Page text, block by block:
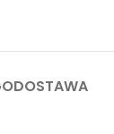
DOSTAWA